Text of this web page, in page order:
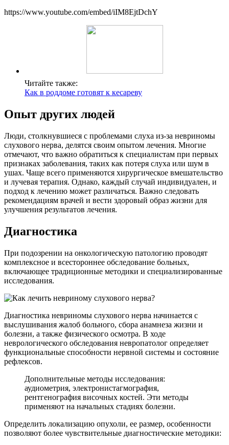
https://www.youtube.com/embed/iIM8EjtDchY
Читайте также:
Как в роддоме готовят к кесареву
Опыт других людей
Люди, столкнувшиеся с проблемами слуха из-за невриномы
слухового нерва, делятся своим опытом лечения. Многие
отмечают, что важно обратиться к специалистам при первых
признаках заболевания, таких как потеря слуха или шум в
ушах. Чаще всего применяются хирургическое вмешательство
и лучевая терапия. Однако, каждый случай индивидуален, и
подход к лечению может различаться. Важно следовать
рекомендациям врачей и вести здоровый образ жизни для
улучшения результатов лечения.
Диагностика
При подозрении на онкологическую патологию проводят
комплексное и всестороннее обследование больных,
включающее традиционные методики и специализированные
исследования.
Диагностика невриномы слухового нерва начинается с
выслушивания жалоб больного, сбора анамнеза жизни и
болезни, а также физического осмотра. В ходе
неврологического обследования невропатолог определяет
функциональные способности нервной системы и состояние
рефлексов.
Дополнительные методы исследования:
аудиометрия, электронистагмография,
рентгенография височных костей. Эти методы
применяют на начальных стадиях болезни.
Определить локализацию опухоли, ее размер, особенности
позволяют более чувствительные диагностические методики: